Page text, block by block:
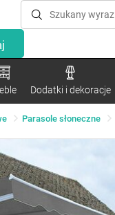
Dodatki i dekoracje
Parasole słoneczne